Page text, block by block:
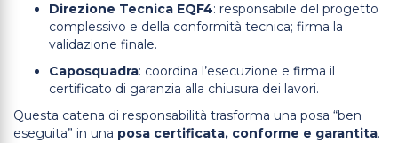
Direzione Tecnica EQF4: responsabile del progetto
complessivo e della conformità tecnica; firma la
validazione finale.
Caposquadra: coordina l’esecuzione e firma il
certificato di garanzia alla chiusura dei lavori.
Questa catena di responsabilità trasforma una posa “ben
eseguita” in una posa certificata, conforme e garantita.